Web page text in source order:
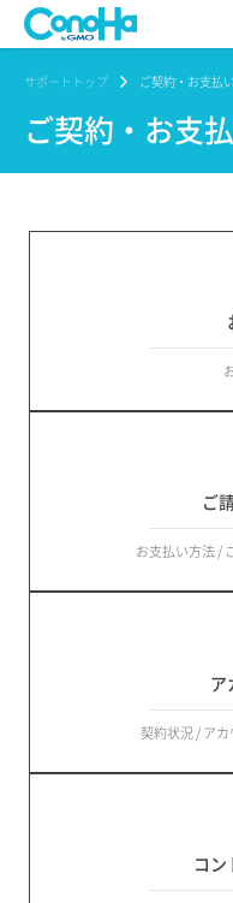
サポートトップ ご契約・お支払
ご契約・お支
ご
お支払い方法 /
ア
契約状況 / ア
コ